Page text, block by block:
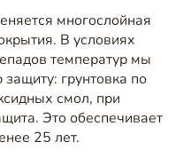
многослойная
В условиях
температур мы
грунтовка по
смол, при
Это обеспечивает
25 лет.